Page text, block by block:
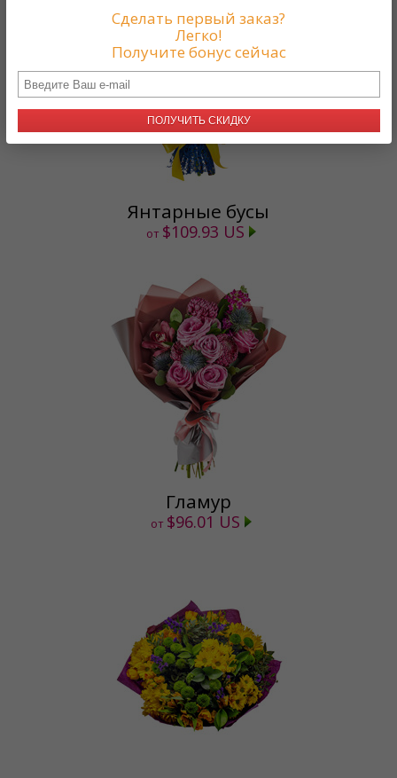
Янтарные бусы
от $109.93 US
Гламур
от $96.01 US
Сделать первый заказ?
Легко!
Получите бонус сейчас
ПОЛУЧИТЬ СКИДКУ